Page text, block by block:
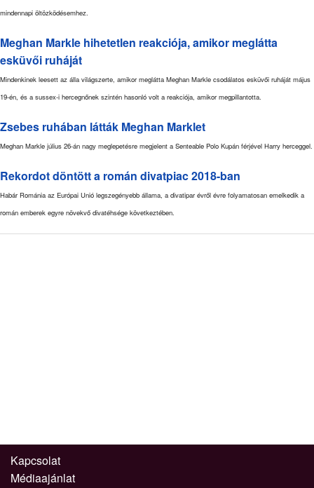
mindennapi öltözködésemhez.
Meghan Markle hihetetlen reakciója, amikor meglátta
esküvői ruháját
Mindenkinek leesett az álla világszerte, amikor meglátta Meghan Markle csodálatos esküvői ruháját május
19-én, és a sussex-i hercegnőnek szintén hasonló volt a reakciója, amikor megpillantotta.
Zsebes ruhában látták Meghan Marklet
Meghan Markle július 26-án nagy meglepetésre megjelent a Senteable Polo Kupán férjével Harry herceggel.
Rekordot döntött a román divatpiac 2018-ban
Habár Románia az Európai Unió legszegényebb állama, a divatipar évről évre folyamatosan emelkedik a
román emberek egyre növekvő divatéhsége következtében.
Kapcsolat
Médiaajánlat